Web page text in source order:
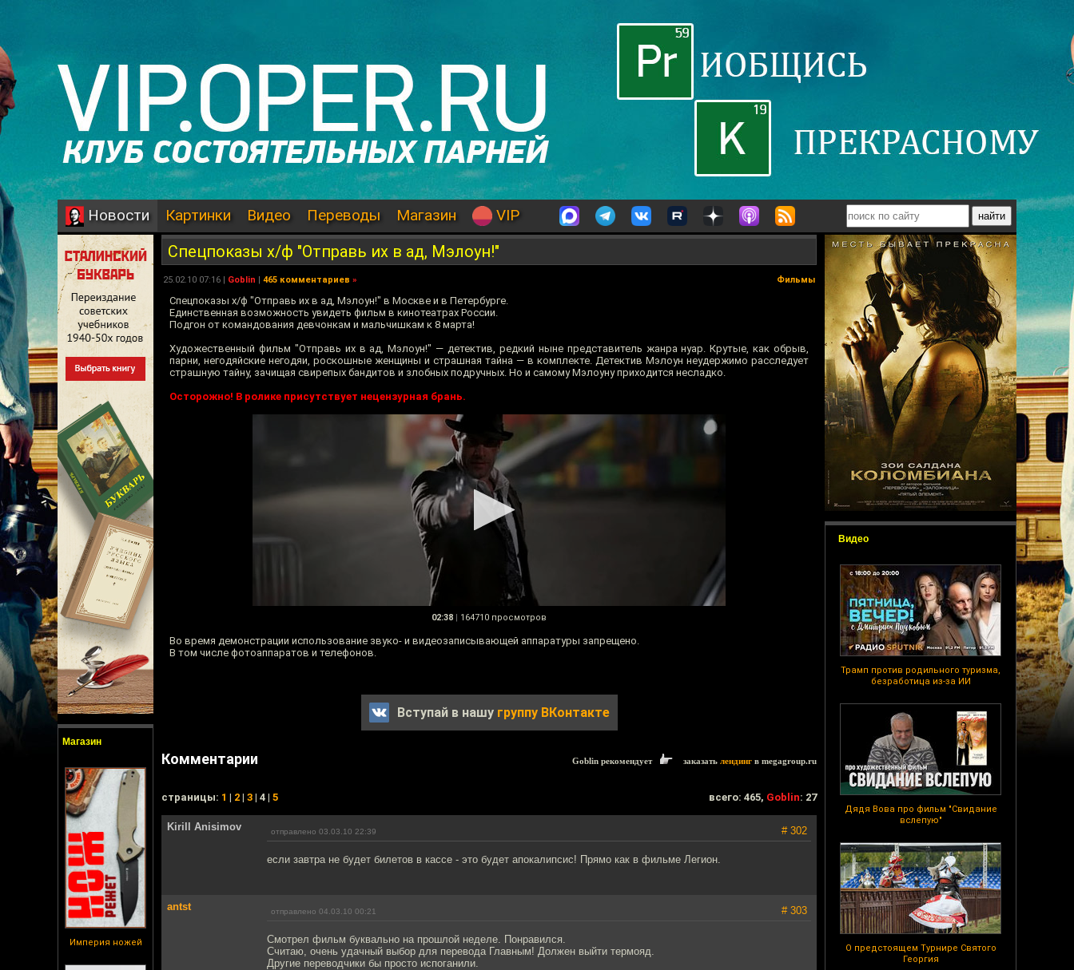
Новости Картинки Видео Переводы Магазин VIP
Магазин
Империя ножей
Видео
Трамп против родильного туризма,
безработица из-за ИИ
Дядя Вова про фильм "Свидание
вслепую"
О предстоящем Турнире Святого
Георгия
Спецпоказы х/ф "Отправь их в ад, Мэлоун!"
25.02.10 07:16 | Goblin | 465 комментариев » Фильмы
Спецпоказы х/ф "Отправь их в ад, Мэлоун!" в Москве и в Петербурге.
Единственная возможность увидеть фильм в кинотеатрах России.
Подгон от командования девчонкам и мальчишкам к 8 марта!
Художественный фильм "Отправь их в ад, Мэлоун!" — детектив, редкий ныне представитель жанра нуар. Крутые, как обрыв,
парни, негодяйские негодяи, роскошные женщины и страшная тайна — в комплекте. Детектив Мэлоун неудержимо расследует
страшную тайну, зачищая свирепых бандитов и злобных подручных. Но и самому Мэлоуну приходится несладко.
Осторожно! В ролике присутствует нецензурная брань.
02:38 | 164710 просмотров
Во время демонстрации использование звуко- и видеозаписывающей аппаратуры запрещено.
В том числе фотоаппаратов и телефонов.
Вступай в нашу группу ВКонтакте
Комментарии Goblin рекомендует заказать лендинг в megagroup.ru
cтраницы: 1 | 2 | 3 | 4 | 5 всего: 465, Goblin: 27
Kirill Anisimov отправлено 03.03.10 22:39 # 302
если завтра не будет билетов в кассе - это будет апокалипсис! Прямо как в фильме Легион.
antst отправлено 04.03.10 00:21 # 303
Смотрел фильм буквально на прошлой неделе. Понравился.
Считаю, очень удачный выбор для перевода Главным! Должен выйти термояд.
Другие переводчики бы просто испоганили.